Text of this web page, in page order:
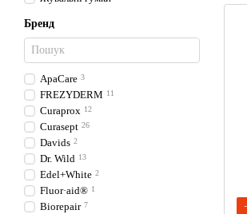
Бренд
ApaCare 3
FREZYDERM 11
Curaprox 12
Curasept 26
Davids 2
Dr. Wild 13
Edel+White 2
Fluor·aid® 1
Biorepair 7